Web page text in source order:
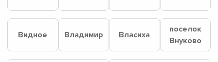
Видное Владимир Власиха
поселок
Внуково